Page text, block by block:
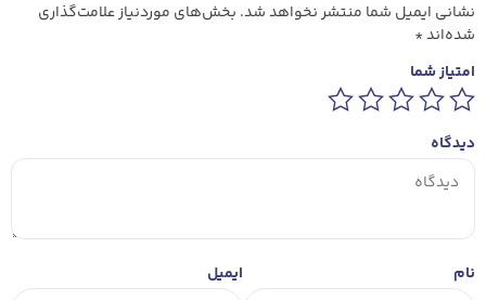
نشانی ایمیل شما منتشر نخواهد شد. بخش‌های موردنیاز علامت‌گذاری
شده‌اند*
امتیاز شما
دیدگاه
نام ایمیل